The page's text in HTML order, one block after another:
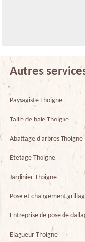
Autres
Paysagiste Thoigne
Taille de haie Thoigne
Abattage d'arbres Thoigne
Etetage Thoigne
Jardinier Thoigne
Pose et changement
Entreprise de pose de
Elagueur Thoigne